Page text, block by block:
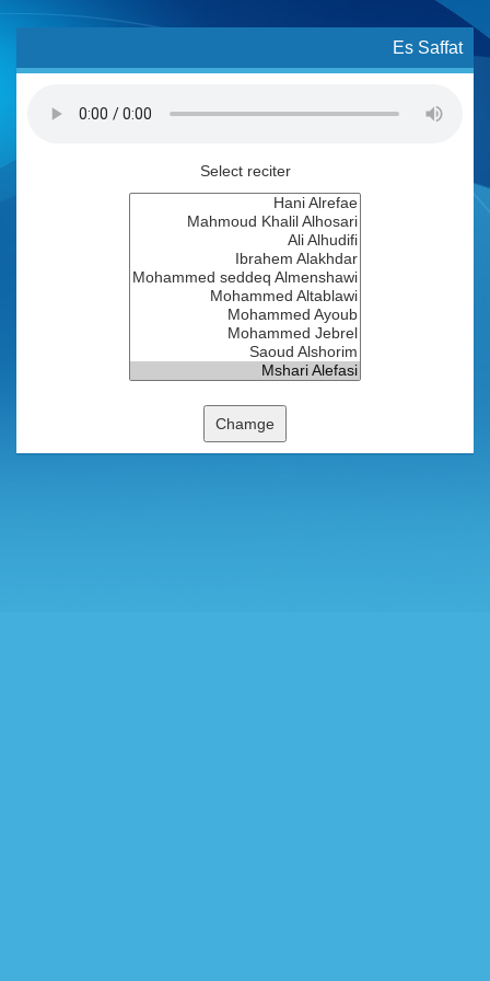
Es Saffat
Select reciter